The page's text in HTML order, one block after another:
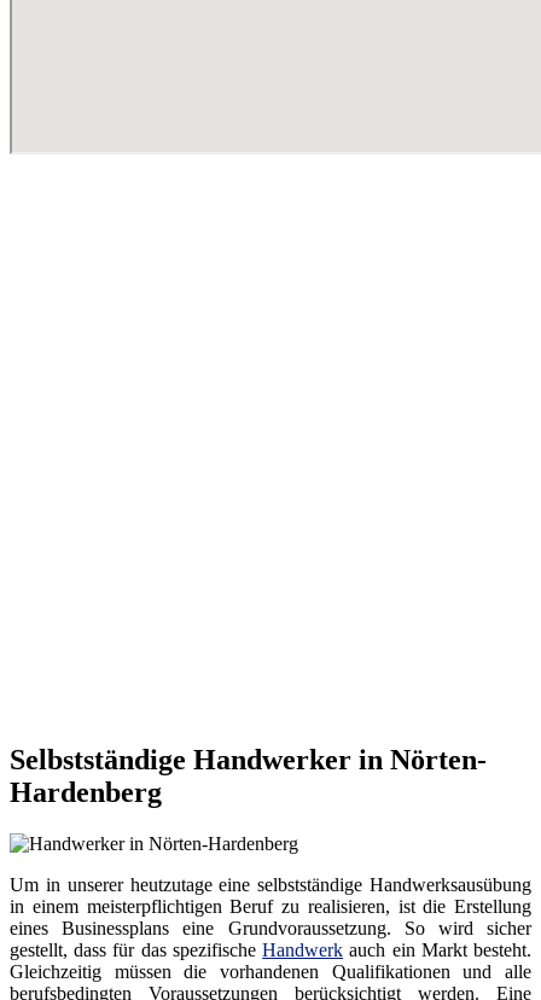
Selbstständige Handwerker in Nörten-
Hardenberg
Um in unserer heutzutage eine selbstständige Handwerksausübung
in einem meisterpflichtigen Beruf zu realisieren, ist die Erstellung
eines Businessplans eine Grundvoraussetzung. So wird sicher
gestellt, dass für das spezifischeHandwerk auch ein Markt besteht.
Gleichzeitig müssen die vorhandenen Qualifikationen und alle
berufsbedingten Voraussetzungen berücksichtigt werden. Eine